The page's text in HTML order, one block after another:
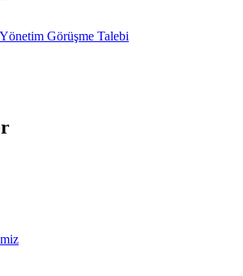
Görüşme Talebi